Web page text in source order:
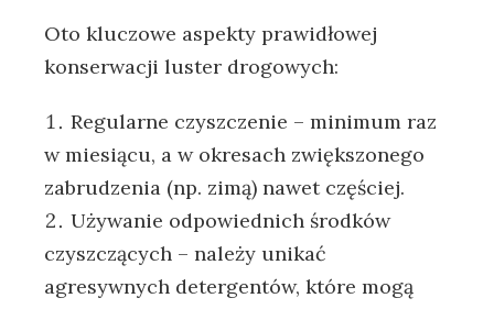
Oto kluczowe aspekty prawidłowej
konserwacji luster drogowych:
Regularne czyszczenie – minimum raz
w miesiącu, a w okresach zwiększonego
zabrudzenia (np. zimą) nawet częściej.
Używanie odpowiednich środków
czyszczących – należy unikać
agresywnych detergentów, które mogą